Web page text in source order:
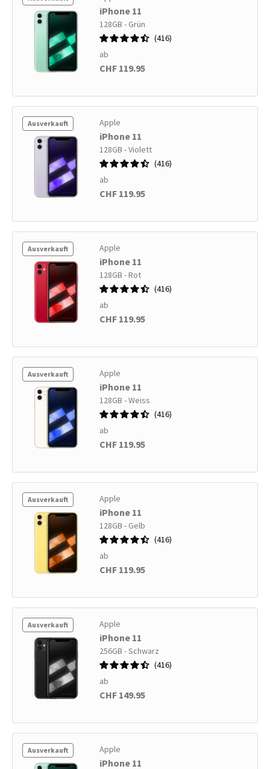
iPhone 11
128GB - Grün
416
ab
CHF 119.95
Ausverkauft Apple
iPhone 11
128GB - Violett
416
ab
CHF 119.95
Ausverkauft Apple
iPhone 11
128GB - Rot
416
ab
CHF 119.95
Ausverkauft Apple
iPhone 11
128GB - Weiss
416
ab
CHF 119.95
Ausverkauft Apple
iPhone 11
128GB - Gelb
416
ab
CHF 119.95
Ausverkauft Apple
iPhone 11
256GB - Schwarz
416
ab
CHF 149.95
Ausverkauft Apple
iPhone 11